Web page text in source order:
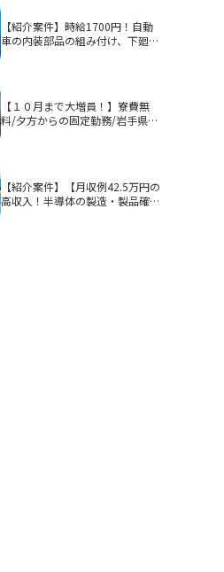
【紹介案件】時給1700円！自動
車の内装部品の組み付け、下廻り
【１０月まで大増員！】寮費無
料/夕方からの固定勤務/岩手県釜
【紹介案件】【月収例42.5万円の
高収入！半導体の製造・製品確